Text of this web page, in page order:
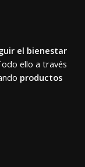
el bienestar
ello a través
productos